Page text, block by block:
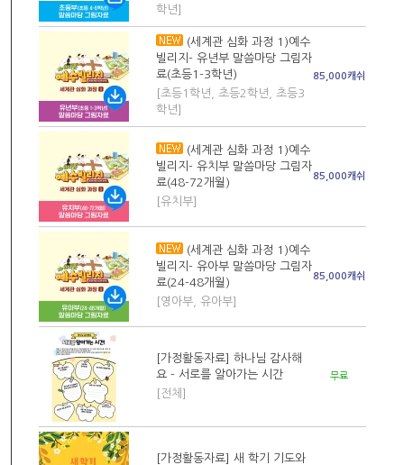
학년]
(세계관 심화 과정 1)예수
빌리지- 유년부 말씀마당 그림자
료(초등1-3학년)
[초등1학년, 초등2학년, 초등3
학년]
85,000캐쉬
(세계관 심화 과정 1)예수
빌리지- 유치부 말씀마당 그림자
료(48-72개월)
[유치부]
85,000캐쉬
(세계관 심화 과정 1)예수
빌리지- 유아부 말씀마당 그림자
료(24-48개월)
[영아부, 유아부]
85,000캐쉬
[가정활동자료] 하나님 감사해
요 - 서로를 알아가는 시간
[전체]
무료
[가정활동자료] 새 학기 기도와